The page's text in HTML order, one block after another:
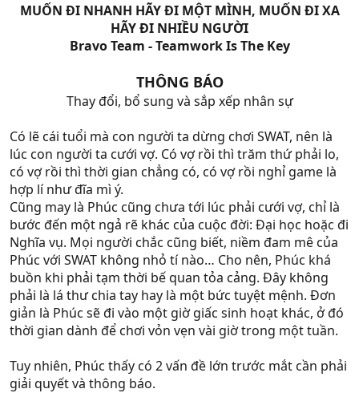
MUỐN ĐI NHANH HÃY ĐI MỘT MÌNH, MUỐN ĐI XA
HÃY ĐI NHIỀU NGƯỜI
Bravo Team - Teamwork Is The Key
THÔNG BÁO
Thay đổi, bổ sung và sắp xếp nhân sự​
Có lẽ cái tuổi mà con người ta dừng chơi SWAT, nên là
lúc con người ta cưới vợ. Có vợ rồi thì trăm thứ phải lo,
có vợ rồi thì thời gian chẳng có, có vợ rồi nghỉ game là
hợp lí như đĩa mì ý.
Cũng may là Phúc cũng chưa tới lúc phải cưới vợ, chỉ là
bước đến một ngả rẽ khác của cuộc đời: Đại học hoặc đi
Nghĩa vụ. Mọi người chắc cũng biết, niềm đam mê của
Phúc với SWAT không nhỏ tí nào… Cho nên, Phúc khá
buồn khi phải tạm thời bế quan tỏa cảng. Đây không
phải là lá thư chia tay hay là một bức tuyệt mệnh. Đơn
giản là Phúc sẽ đi vào một giờ giấc sinh hoạt khác, ở đó
thời gian dành để chơi vỏn vẹn vài giờ trong một tuần.
Tuy nhiên, Phúc thấy có 2 vấn đề lớn trước mắt cần phải
giải quyết và thông báo.